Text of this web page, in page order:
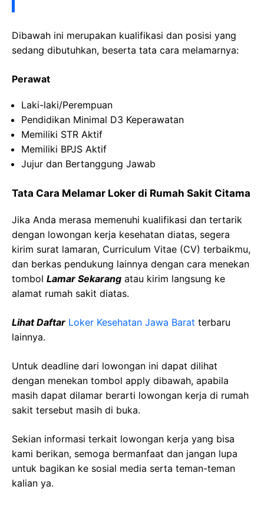
Dibawah ini merupakan kualifikasi dan posisi yang
sedang dibutuhkan, beserta tata cara melamarnya:
Perawat
Laki-laki/Perempuan
Pendidikan Minimal D3 Keperawatan
Memiliki STR Aktif
Memiliki BPJS Aktif
Jujur dan Bertanggung Jawab
Tata Cara Melamar Loker di Rumah Sakit Citama
Jika Anda merasa memenuhi kualifikasi dan tertarik
dengan lowongan kerja kesehatan diatas, segera
kirim surat lamaran, Curriculum Vitae (CV) terbaikmu,
dan berkas pendukung lainnya dengan cara menekan
tombol Lamar Sekarang atau kirim langsung ke
alamat rumah sakit diatas.
Lihat Daftar Loker Kesehatan Jawa Barat terbaru
lainnya.
Untuk deadline dari lowongan ini dapat dilihat
dengan menekan tombol apply dibawah, apabila
masih dapat dilamar berarti lowongan kerja di rumah
sakit tersebut masih di buka.
Sekian informasi terkait lowongan kerja yang bisa
kami berikan, semoga bermanfaat dan jangan lupa
untuk bagikan ke sosial media serta teman-teman
kalian ya.